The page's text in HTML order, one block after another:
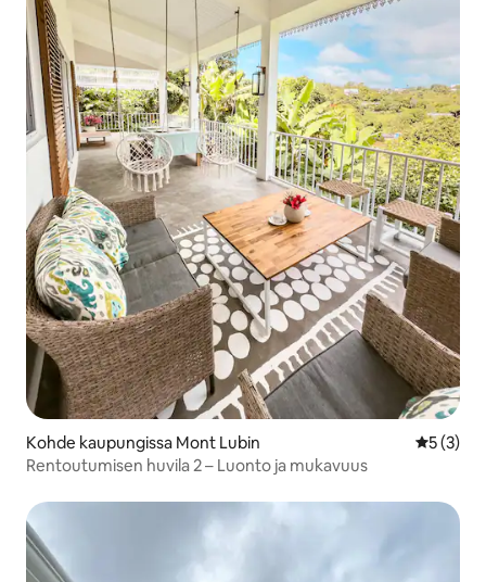
Kohde kaupungissa Mont Lubin
5 (3)
Rentoutumisen huvila 2 – Luonto ja mukavuus